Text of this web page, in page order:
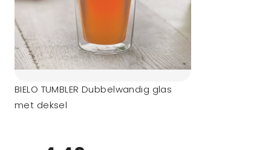
BIELO TUMBLER Dubbelwandig glas
met deksel